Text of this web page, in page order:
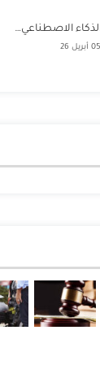
الاصطناعي…
05 أبريل 26